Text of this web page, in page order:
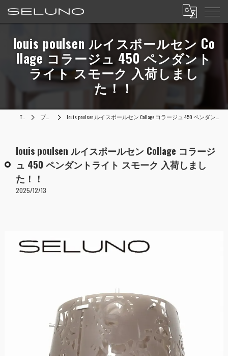
louis poulsen ルイスポールセン Co
llage コラージュ 450 ペンダント
ライト スモーク 入荷しまし
た！！
TOP ブログ louis poulsen ルイスポールセン Collage コラージュ 450 ペンダントライト スモーク 入荷しました！！
louis poulsen ルイスポールセン Collage コラージ
ュ 450 ペンダントライト スモーク 入荷しまし
た！！
2025/12/13